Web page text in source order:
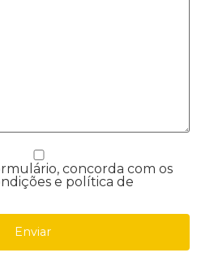
concorda com os
e política de